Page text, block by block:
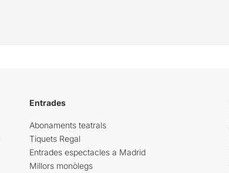
Entrades
Abonaments teatrals
Tiquets Regal
Entrades espectacles a Madrid
Millors monòlegs